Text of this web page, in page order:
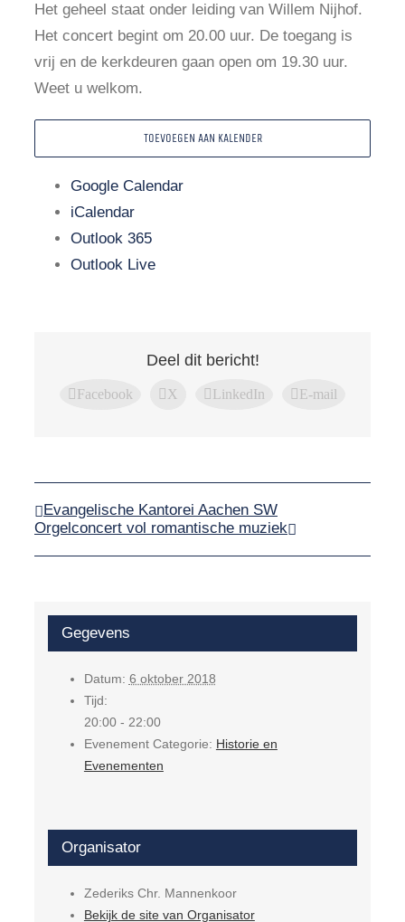
Het geheel staat onder leiding van Willem Nijhof.
Het concert begint om 20.00 uur. De toegang is
vrij en de kerkdeuren gaan open om 19.30 uur.
Weet u welkom.
TOEVOEGEN AAN KALENDER
Google Calendar
iCalendar
Outlook 365
Outlook Live
Deel dit bericht!
Facebook X LinkedIn E-mail
Evangelische Kantorei Aachen SW
Orgelconcert vol romantische muziek
Gegevens
Datum: 6 oktober 2018
Tijd:
20:00 - 22:00
Evenement Categorie: Historie en
Evenementen
Organisator
Zederiks Chr. Mannenkoor
Bekijk de site van Organisator